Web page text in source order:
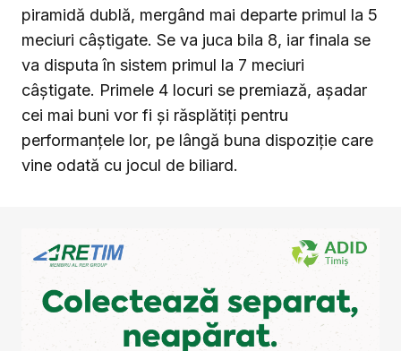
piramidă dublă, mergând mai departe primul la 5
meciuri câștigate. Se va juca bila 8, iar finala se
va disputa în sistem primul la 7 meciuri
câștigate. Primele 4 locuri se premiază, așadar
cei mai buni vor fi și răsplătiți pentru
performanțele lor, pe lângă buna dispoziție care
vine odată cu jocul de biliard.